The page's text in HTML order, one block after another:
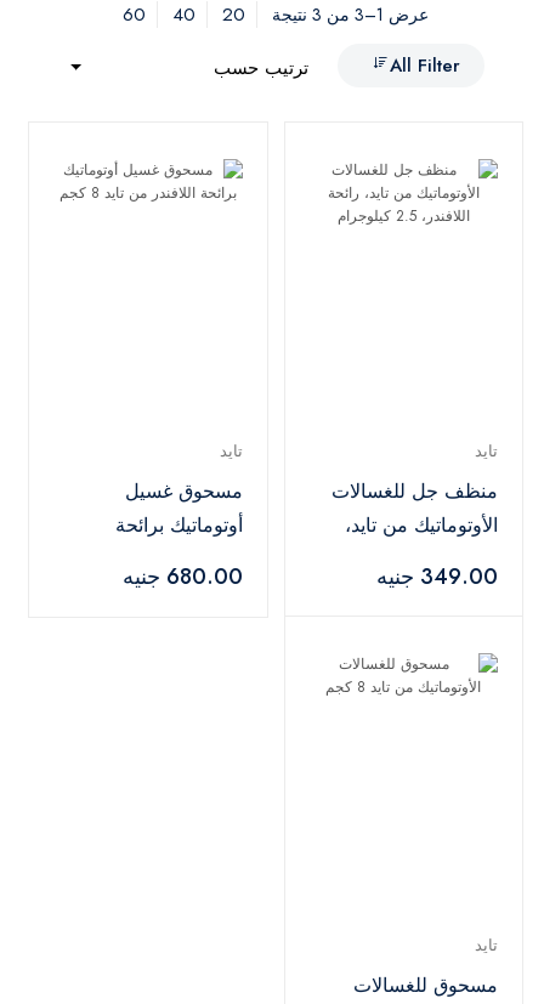
عرض 1–3 من 3 نتيجة 20
40
60
All Filter
ترتيب حسب
تايد
منظف جل للغسالات
الأوتوماتيك من تايد،
كيلوجرام
349.00 جنيه
تايد
مسحوق غسيل
أوتوماتيك برائحة
680.00 جنيه
تايد
مسحوق للغسالات